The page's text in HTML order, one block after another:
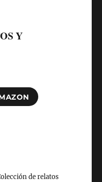
Y
de relatos